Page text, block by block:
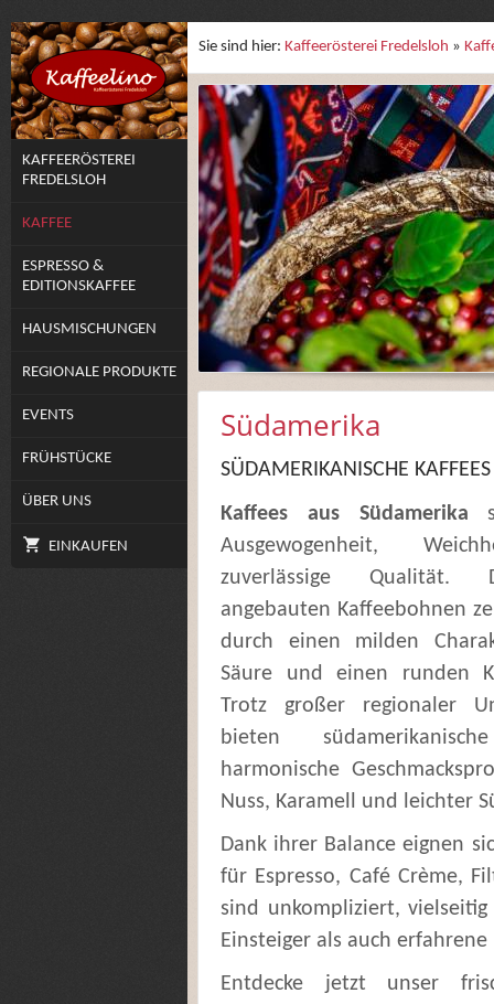
KAFFEERÖSTEREI
FREDELSLOH
KAFFEE
ESPRESSO &
EDITIONSKAFFEE
HAUSMISCHUNGEN
REGIONALE PRODUKTE
EVENTS
FRÜHSTÜCKE
ÜBER UNS
EINKAUFEN
Sie sind hier: Kaffeerösterei Fredelsloh »
Südamerika
SÜDAMERIKANISCHE
Kaffees aus Südamerika
Ausgewogenheit,
zuverlässige
angebauten Kaffeebohnen
durch einen milden
Säure und einen runden
Trotz großer regionaler
bieten
harmonische
Nuss, Karamell und leichter
Dank ihrer Balance eignen
für Espresso, Café Crème,
sind unkompliziert,
Einsteiger als auch
Entdecke jetzt unser